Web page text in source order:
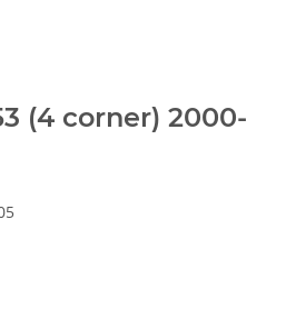
(4 corner) 2000-